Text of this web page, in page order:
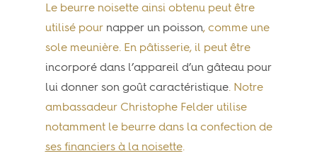
Le beurre noisette ainsi obtenu peut être
utilisé pour napper un poisson, comme une
sole meunière. En pâtisserie, il peut être
incorporé dans l’appareil d’un gâteau pour
lui donner son goût caractéristique. Notre
ambassadeur Christophe Felder utilise
notamment le beurre dans la confection de
ses financiers à la noisette.